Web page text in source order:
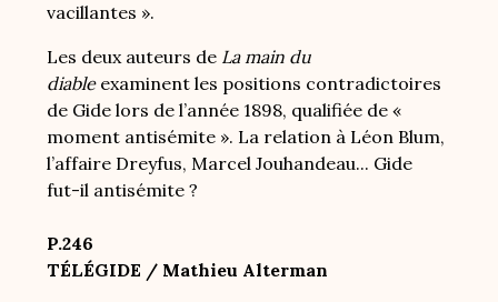
vacillantes ».
Les deux auteurs de La main du
diableexaminent les positions contradictoires
de Gide lors de l’année 1898, qualifiée de «
moment antisémite ». La relation à Léon Blum,
l’affaire Dreyfus, Marcel Jouhandeau... Gide
fut-il antisémite ?
P.246
TÉLÉGIDE / Mathieu Alterman